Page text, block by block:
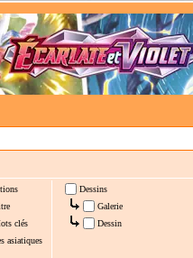
clés
asiatiques
Dessins
Galerie
Dessin